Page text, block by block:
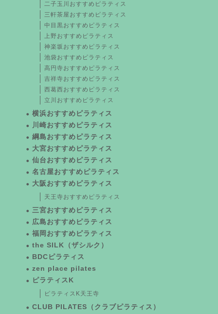
二子玉川おすすめピラティス
三軒茶屋おすすめピラティス
中目黒おすすめピラティス
上野おすすめピラティス
神楽坂おすすめピラティス
池袋おすすめピラティス
高円寺おすすめピラティス
吉祥寺おすすめピラティス
西葛西おすすめピラティス
立川おすすめピラティス
横浜おすすめピラティス
川崎おすすめピラティス
綱島おすすめピラティス
大宮おすすめピラティス
仙台おすすめピラティス
名古屋おすすめピラティス
大阪おすすめピラティス
天王寺おすすめピラティス
三宮おすすめピラティス
広島おすすめピラティス
福岡おすすめピラティス
the SILK（ザシルク）
BDCピラティス
zen place pilates
ピラティスK
ピラティスK天王寺
CLUB PILATES（クラブピラティス）